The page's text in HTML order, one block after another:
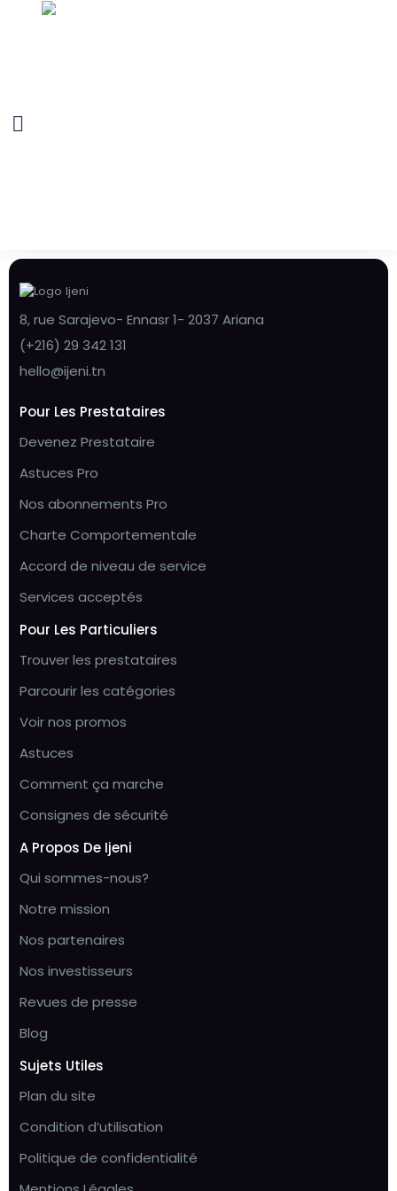
8, rue Sarajevo- Ennasr 1- 2037 Ariana
(+216) 29 342 131
hello@ijeni.tn
Pour Les Prestataires
Devenez Prestataire
Astuces Pro
Nos abonnements Pro
Charte Comportementale
Accord de niveau de service
Services acceptés
Pour Les Particuliers
Trouver les prestataires
Parcourir les catégories
Voir nos promos
Astuces
Comment ça marche
Consignes de sécurité
A Propos De Ijeni
Qui sommes-nous?
Notre mission
Nos partenaires
Nos investisseurs
Revues de presse
Blog
Sujets Utiles
Plan du site
Condition d’utilisation
Politique de confidentialité